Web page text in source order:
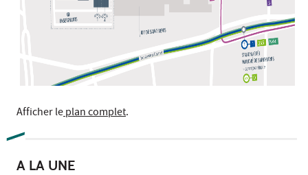
Afficher leplan complet.
A LA UNE